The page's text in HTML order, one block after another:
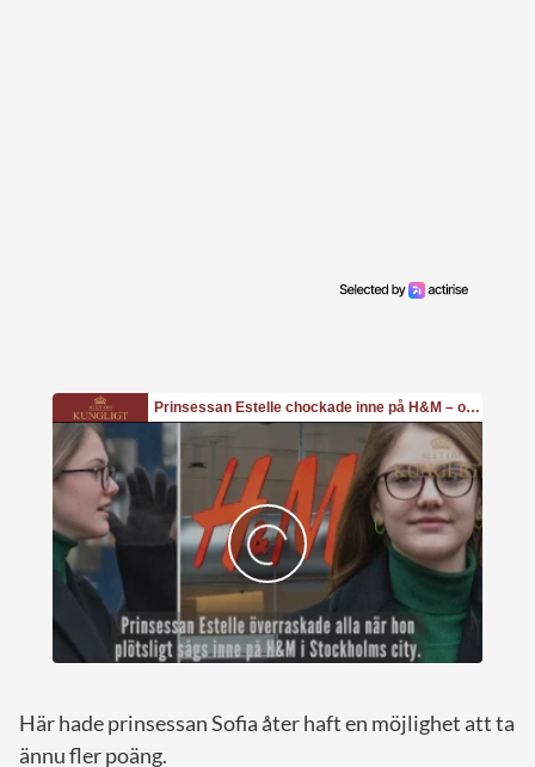
Här hade prinsessan Sofia åter haft en möjlighet att ta
ännu fler poäng.